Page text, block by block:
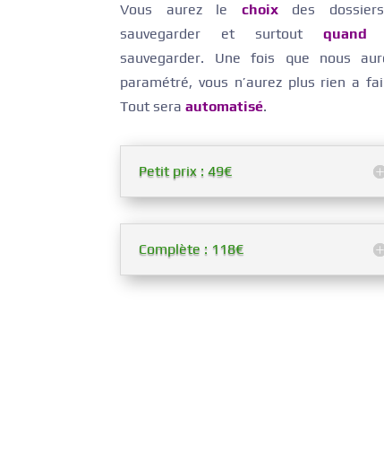
Vous aurez le choix
des
sauvegarder et surtout quand
sauvegarder. Une fois que nous
paramétré, vous n’aurez plus rien a
Tout seraautomatisé.
Petit prix : 49€
Complète : 118€